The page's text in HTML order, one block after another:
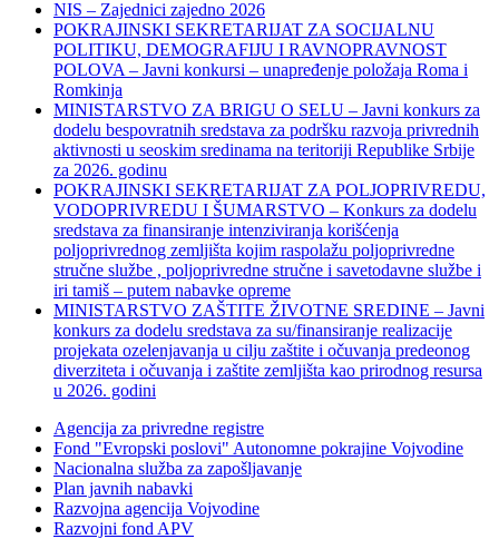
NIS – Zajednici zajedno 2026
POKRAJINSKI SEKRETARIJAT ZA SOCIJALNU
POLITIKU, DEMOGRAFIJU I RAVNOPRAVNOST
POLOVA – Javni konkursi – unapređenje položaja Roma i
Romkinja
MINISTARSTVO ZA BRIGU O SELU – Javni konkurs za
dodelu bespovratnih sredstava za podršku razvoja privrednih
aktivnosti u seoskim sredinama na teritoriji Republike Srbije
za 2026. godinu
POKRAJINSKI SEKRETARIJAT ZA POLJOPRIVREDU,
VODOPRIVREDU I ŠUMARSTVO – Konkurs za dodelu
sredstava za finansiranje intenziviranja korišćenja
poljoprivrednog zemljišta kojim raspolažu poljoprivredne
stručne službe , poljoprivredne stručne i savetodavne službe i
iri tamiš ‒ putem nabavke opreme
MINISTARSTVO ZAŠTITE ŽIVOTNE SREDINE – Javni
konkurs za dodelu sredstava za su/finansiranje realizacije
projekata ozelenjavanja u cilju zaštite i očuvanja predeonog
diverziteta i očuvanja i zaštite zemljišta kao prirodnog resursa
u 2026. godini
Agencija za privredne registre
Fond "Evropski poslovi" Autonomne pokrajine Vojvodine
Nacionalna služba za zapošljavanje
Plan javnih nabavki
Razvojna agencija Vojvodine
Razvojni fond APV